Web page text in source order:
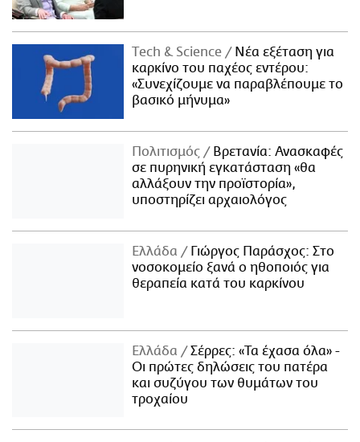
Τech & Science
Νέα εξέταση για
καρκίνο του παχέος εντέρου:
«Συνεχίζουμε να παραβλέπουμε το
βασικό μήνυμα»
Πολιτισμός
Βρετανία: Ανασκαφές
σε πυρηνική εγκατάσταση «θα
αλλάξουν την προϊστορία»,
υποστηρίζει αρχαιολόγος
Ελλάδα
Γιώργος Παράσχος: Στο
νοσοκομείο ξανά ο ηθοποιός για
θεραπεία κατά του καρκίνου
Ελλάδα
Σέρρες: «Τα έχασα όλα» -
Οι πρώτες δηλώσεις του πατέρα
και συζύγου των θυμάτων του
τροχαίου